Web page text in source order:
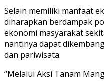
Selain memiliki manfaat
diharapkan berdampak
ekonomi masyarakat
nantinya dapat
dan pariwisata.
“Melalui Aksi Tanam